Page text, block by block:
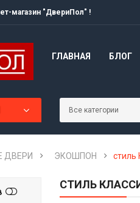
магазин "ДвериПол" !
ГЛАВНАЯ БЛОГ
ДВЕРИ ЭКОШПОН
СТИЛЬ